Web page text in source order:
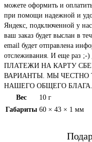
можете оформить и
при помощи надежной и
Яндекс, подключенной у
ваш заказ будет выслан в
email будет отправлена
отслеживания. И еще
ПЛАТЕЖИ НА КАРТУ
ВАРИАНТЫ. МЫ ЧЕСТНО
НАШЕГО ОБЩЕГО БЛАГА.
Вес
10 г
Габариты 60 × 43 × 1 мм